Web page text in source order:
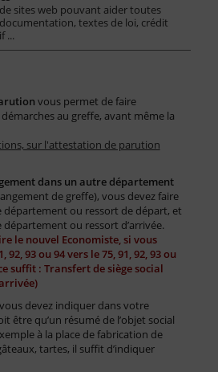
sites web pouvant aider toutes
textes de loi, crédit
...
vous permet de faire
au greffe, avant même la
sur l'attestation de parution
dans un autre département
de greffe), vous devez faire
département ou ressort de départ, et
département ou ressort d’arrivée.
le nouvel Economiste, si vous
92, 93 ou 94 vers le 75, 91, 92, 93 ou
suffit : Transfert de siège social
devez indiquer dans votre
être qu’un résumé de l’objet social
à la place de fabrication de
tartes, il suffit d’indiquer